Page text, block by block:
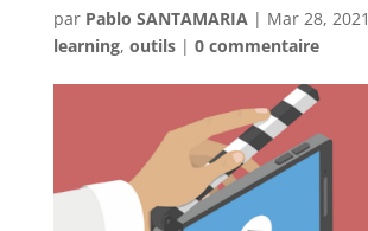
par Pablo SANTAMARIA| Mar 28, 2021
learning, outils| 0 commentaire